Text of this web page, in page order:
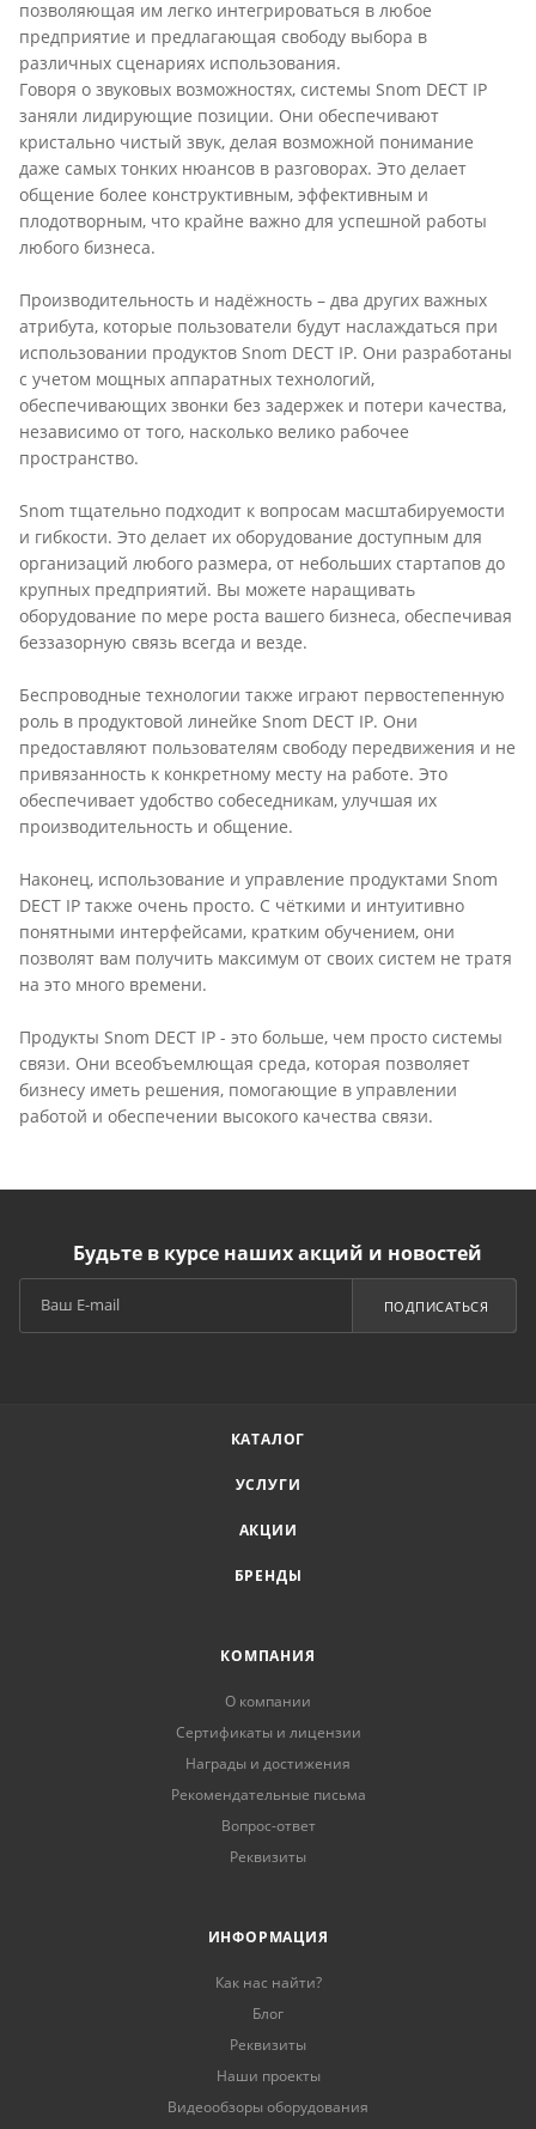
позволяющая им легко интегрироваться в любое
предприятие и предлагающая свободу выбора в
различных сценариях использования.
Говоря о звуковых возможностях, системы Snom DECT IP
заняли лидирующие позиции. Они обеспечивают
кристально чистый звук, делая возможной понимание
даже самых тонких нюансов в разговорах. Это делает
общение более конструктивным, эффективным и
плодотворным, что крайне важно для успешной работы
любого бизнеса.
Производительность и надёжность – два других важных
атрибута, которые пользователи будут наслаждаться при
использовании продуктов Snom DECT IP. Они разработаны
с учетом мощных аппаратных технологий,
обеспечивающих звонки без задержек и потери качества,
независимо от того, насколько велико рабочее
пространство.
Snom тщательно подходит к вопросам масштабируемости
и гибкости. Это делает их оборудование доступным для
организаций любого размера, от небольших стартапов до
крупных предприятий. Вы можете наращивать
оборудование по мере роста вашего бизнеса, обеспечивая
беззазорную связь всегда и везде.
Беспроводные технологии также играют первостепенную
роль в продуктовой линейке Snom DECT IP. Они
предоставляют пользователям свободу передвижения и не
привязанность к конкретному месту на работе. Это
обеспечивает удобство собеседникам, улучшая их
производительность и общение.
Наконец, использование и управление продуктами Snom
DECT IP также очень просто. С чёткими и интуитивно
понятными интерфейсами, кратким обучением, они
позволят вам получить максимум от своих систем не тратя
на это много времени.
Продукты Snom DECT IP - это больше, чем просто системы
связи. Они всеобъемлющая среда, которая позволяет
бизнесу иметь решения, помогающие в управлении
работой и обеспечении высокого качества связи.
Будьте в курсе наших акций и новостей
ПОДПИСАТЬСЯ
КАТАЛОГ
УСЛУГИ
АКЦИИ
БРЕНДЫ
КОМПАНИЯ
О компании
Сертификаты и лицензии
Награды и достижения
Рекомендательные письма
Вопрос-ответ
Реквизиты
ИНФОРМАЦИЯ
Как нас найти?
Блог
Реквизиты
Наши проекты
Видеообзоры оборудования